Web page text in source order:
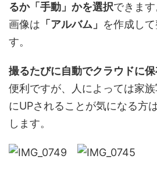
るか「手動」かを選択できま
画像は 「アルバム」 を作成し
す。
撮るたびに自動でクラウドに
便利ですが、人によっては家
にUPされることが気になる方
します。